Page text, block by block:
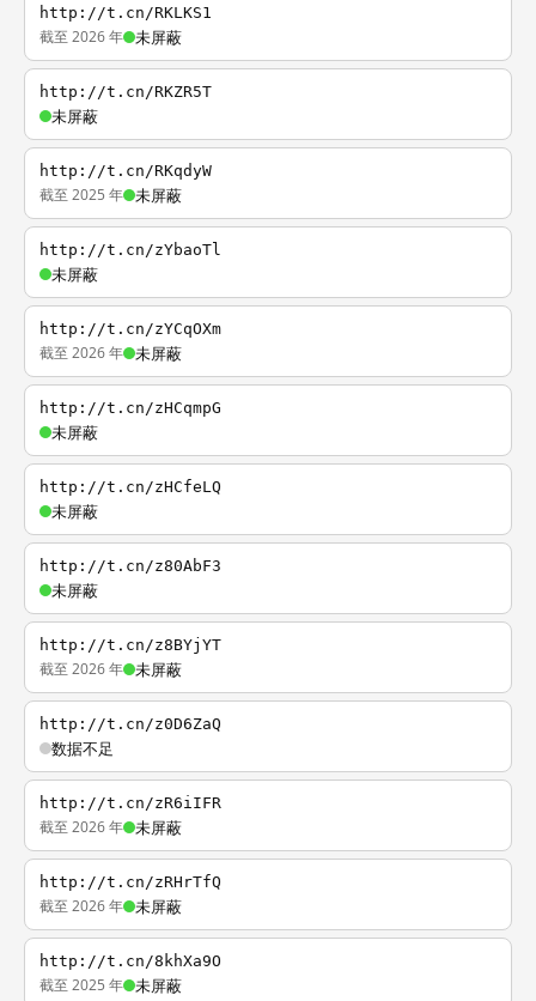
http://t.cn/RKLKS1
截至 2026 年 未屏蔽
http://t.cn/RKZR5T
未屏蔽
http://t.cn/RKqdyW
截至 2025 年 未屏蔽
http://t.cn/zYbaoTl
未屏蔽
http://t.cn/zYCqOXm
截至 2026 年 未屏蔽
http://t.cn/zHCqmpG
未屏蔽
http://t.cn/zHCfeLQ
未屏蔽
http://t.cn/z80AbF3
未屏蔽
http://t.cn/z8BYjYT
截至 2026 年 未屏蔽
http://t.cn/z0D6ZaQ
数据不足
http://t.cn/zR6iIFR
截至 2026 年 未屏蔽
http://t.cn/zRHrTfQ
截至 2026 年 未屏蔽
http://t.cn/8khXa9O
截至 2025 年 未屏蔽